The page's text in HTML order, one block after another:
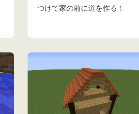
つけて家の前に道を作る！